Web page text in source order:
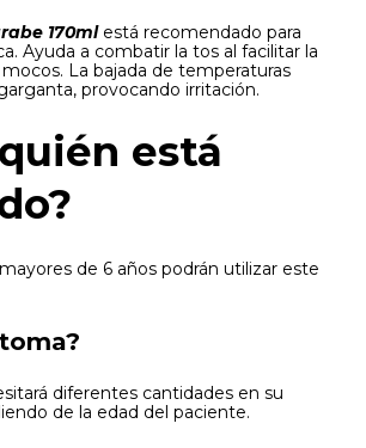
170mlestá recomendado para
Ayuda a combatir la tos al facilitar la
La bajada de temperaturas
provocando irritación.
está
de 6 años podrán utilizar este
diferentes cantidades en su
de la edad del paciente.